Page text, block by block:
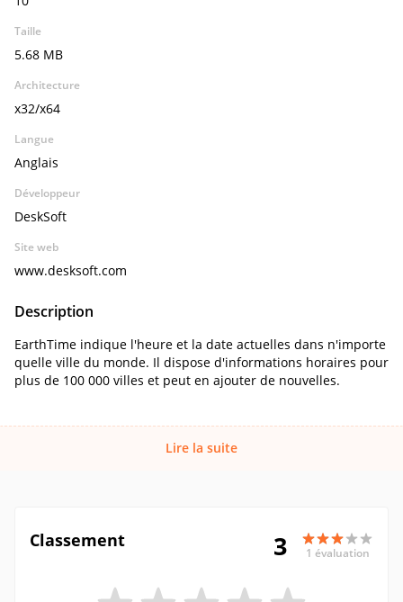
Taille
5.68 MB
Architecture
x32/x64
Langue
Anglais
Développeur
DeskSoft
Site web
www.desksoft.com
Description
EarthTime indique l'heure et la date actuelles dans n'importe
quelle ville du monde. Il dispose d'informations horaires pour
plus de 100 000 villes et peut en ajouter de nouvelles.
Lire la suite
Classement 3 1 évaluation